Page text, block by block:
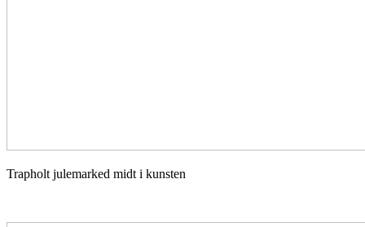
Trapholt julemarked midt i kunsten